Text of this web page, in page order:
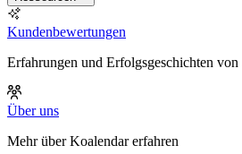
Kundenbewertungen
Erfahrungen und Erfolgsgeschichten
Über uns
Mehr über Koalendar erfahren